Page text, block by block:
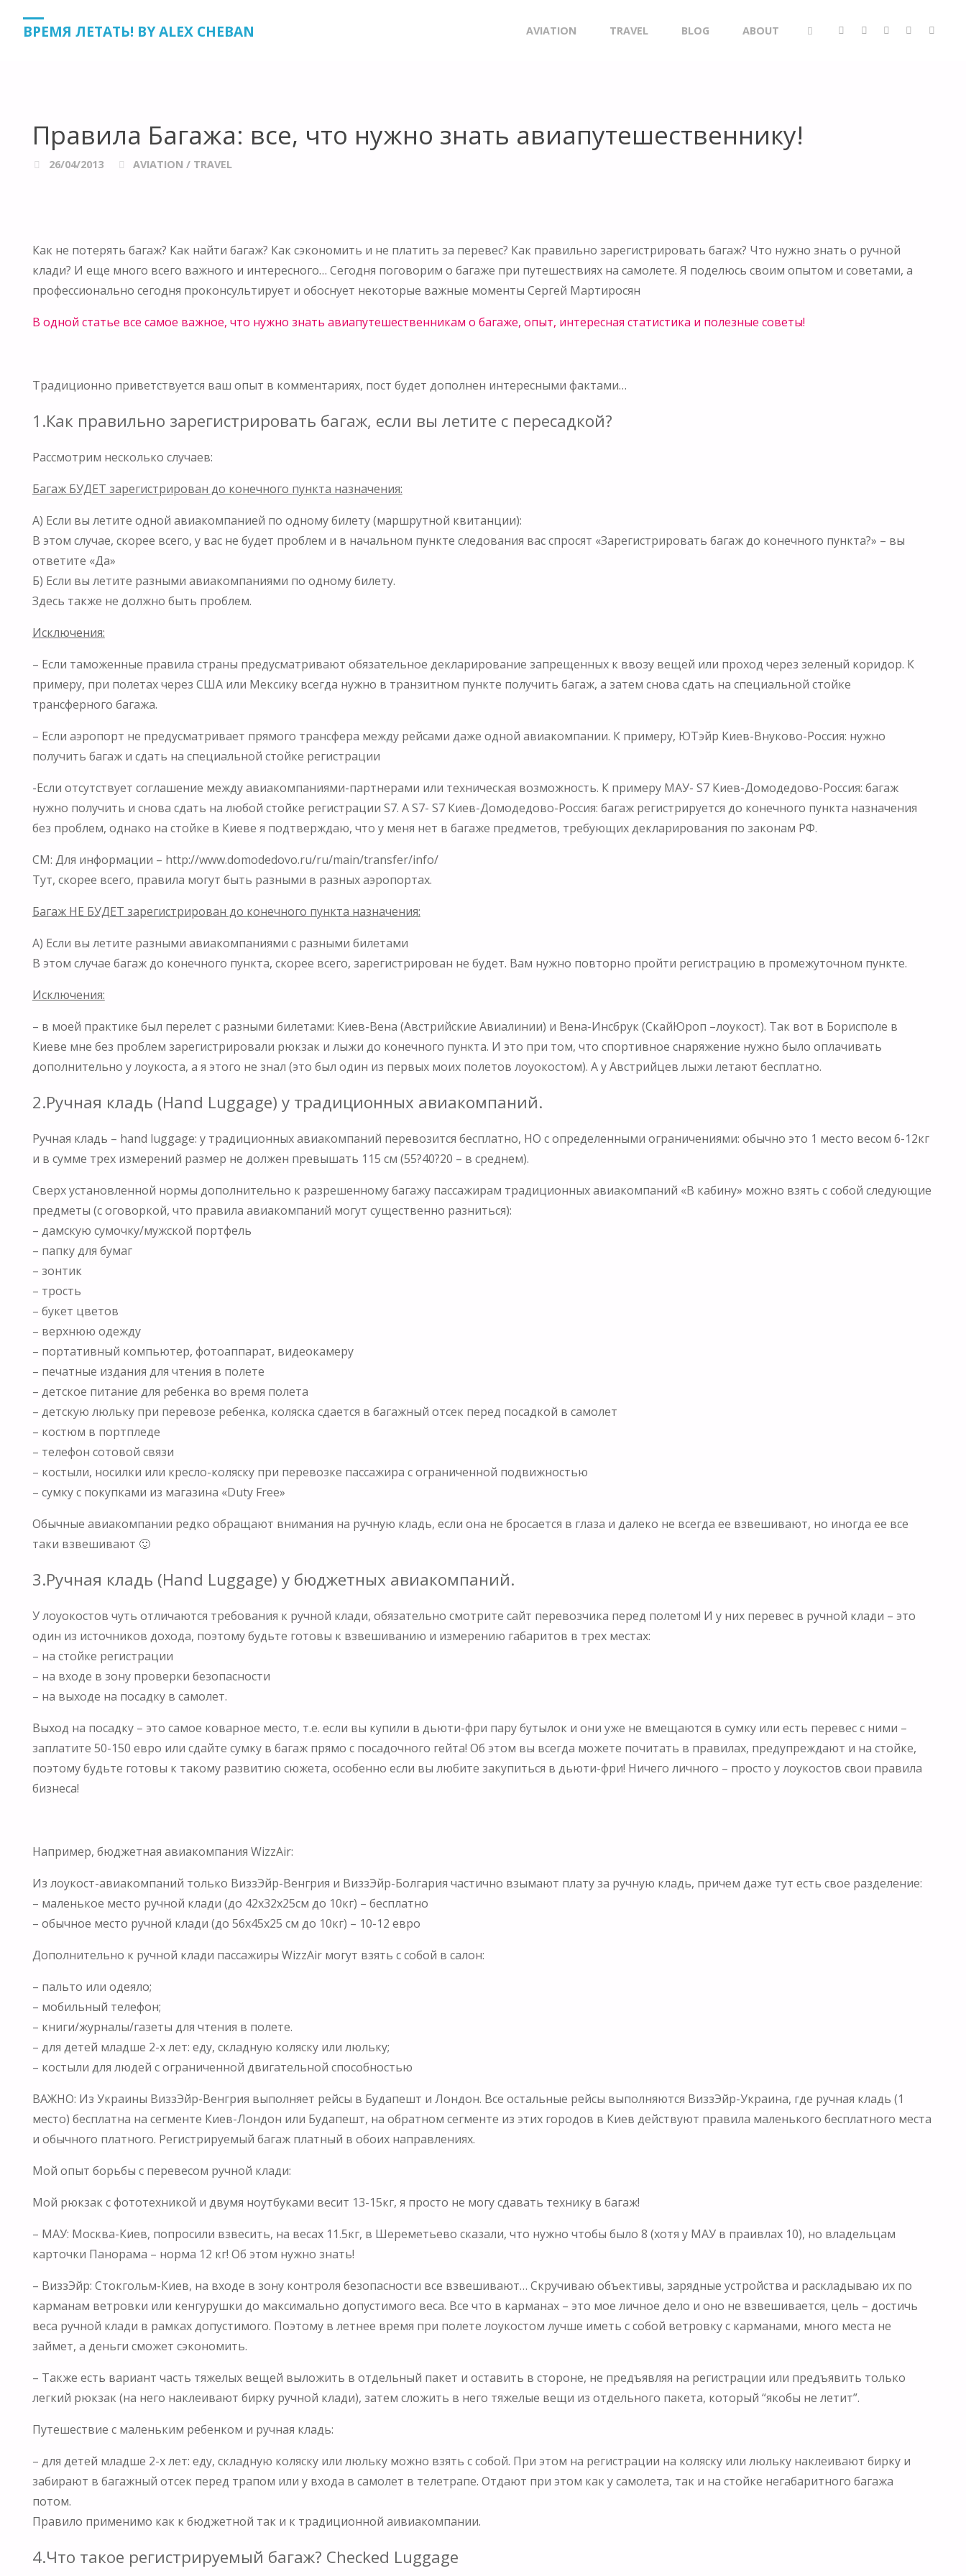
ВРЕМЯ ЛЕТАТЬ! BY ALEX CHEBAN AVIATION TRAVEL BLOG ABOUT
Правила Багажа: все, что нужно знать авиапутешественнику!
26/04/2013 AVIATION / TRAVEL
Как не потерять багаж? Как найти багаж? Как сэкономить и не платить за перевес? Как правильно зарегистрировать багаж? Что нужно знать о ручной
клади? И еще много всего важного и интересного… Сегодня поговорим о багаже при путешествиях на самолете. Я поделюсь своим опытом и советами, а
профессионально сегодня проконсультирует и обоснует некоторые важные моменты Сергей Мартиросян
В одной статье все самое важное, что нужно знать авиапутешественникам о багаже, опыт, интересная статистика и полезные советы!
Традиционно приветствуется ваш опыт в комментариях, пост будет дополнен интересными фактами…
1.Как правильно зарегистрировать багаж, если вы летите с пересадкой?
Рассмотрим несколько случаев:
Багаж БУДЕТ зарегистрирован до конечного пункта назначения:
А) Если вы летите одной авиакомпанией по одному билету (маршрутной квитанции):
В этом случае, скорее всего, у вас не будет проблем и в начальном пункте следования вас спросят «Зарегистрировать багаж до конечного пункта?» – вы
ответите «Да»
Б) Если вы летите разными авиакомпаниями по одному билету.
Здесь также не должно быть проблем.
Исключения:
– Если таможенные правила страны предусматривают обязательное декларирование запрещенных к ввозу вещей или проход через зеленый коридор. К
примеру, при полетах через США или Мексику всегда нужно в транзитном пункте получить багаж, а затем снова сдать на специальной стойке
трансферного багажа.
– Если аэропорт не предусматривает прямого трансфера между рейсами даже одной авиакомпании. К примеру, ЮТэйр Киев-Внуково-Россия: нужно
получить багаж и сдать на специальной стойке регистрации
-Если отсутствует соглашение между авиакомпаниями-партнерами или техническая возможность. К примеру МАУ- S7 Киев-Домодедово-Россия: багаж
нужно получить и снова сдать на любой стойке регистрации S7. А S7- S7 Киев-Домодедово-Россия: багаж регистрируется до конечного пункта назначения
без проблем, однако на стойке в Киеве я подтверждаю, что у меня нет в багаже предметов, требующих декларирования по законам РФ.
СМ: Для информации – http://www.domodedovo.ru/ru/main/transfer/info/
Тут, скорее всего, правила могут быть разными в разных аэропортах.
Багаж НЕ БУДЕТ зарегистрирован до конечного пункта назначения:
А) Если вы летите разными авиакомпаниями с разными билетами
В этом случае багаж до конечного пункта, скорее всего, зарегистрирован не будет. Вам нужно повторно пройти регистрацию в промежуточном пункте.
Исключения:
– в моей практике был перелет с разными билетами: Киев-Вена (Австрийские Авиалинии) и Вена-Инсбрук (СкайЮроп –лоукост). Так вот в Борисполе в
Киеве мне без проблем зарегистрировали рюкзак и лыжи до конечного пункта. И это при том, что спортивное снаряжение нужно было оплачивать
дополнительно у лоукоста, а я этого не знал (это был один из первых моих полетов лоуокостом). А у Австрийцев лыжи летают бесплатно.
2.Ручная кладь (Hand Luggage) у традиционных авиакомпаний.
Ручная кладь – hand luggage: у традиционных авиакомпаний перевозится бесплатно, НО с определенными ограничениями: обычно это 1 место весом 6-12кг
и в сумме трех измерений размер не должен превышать 115 см (55?40?20 – в среднем).
Сверх установленной нормы дополнительно к разрешенному багажу пассажирам традиционных авиакомпаний «В кабину» можно взять с собой следующие
предметы (с оговоркой, что правила авиакомпаний могут существенно разниться):
– дамскую сумочку/мужской портфель
– папку для бумаг
– зонтик
– трость
– букет цветов
– верхнюю одежду
– портативный компьютер, фотоаппарат, видеокамеру
– печатные издания для чтения в полете
– детское питание для ребенка во время полета
– детскую люльку при перевозе ребенка, коляска сдается в багажный отсек перед посадкой в самолет
– костюм в портпледе
– телефон сотовой связи
– костыли, носилки или кресло-коляску при перевозке пассажира с ограниченной подвижностью
– сумку с покупками из магазина «Duty Free»
Обычные авиакомпании редко обращают внимания на ручную кладь, если она не бросается в глаза и далеко не всегда ее взвешивают, но иногда ее все
таки взвешивают 🙂
3.Ручная кладь (Hand Luggage) у бюджетных авиакомпаний.
У лоуокостов чуть отличаются требования к ручной клади, обязательно смотрите сайт перевозчика перед полетом! И у них перевес в ручной клади – это
один из источников дохода, поэтому будьте готовы к взвешиванию и измерению габаритов в трех местах:
– на стойке регистрации
– на входе в зону проверки безопасности
– на выходе на посадку в самолет.
Выход на посадку – это самое коварное место, т.е. если вы купили в дьюти-фри пару бутылок и они уже не вмещаются в сумку или есть перевес с ними –
заплатите 50-150 евро или сдайте сумку в багаж прямо с посадочного гейта! Об этом вы всегда можете почитать в правилах, предупреждают и на стойке,
поэтому будьте готовы к такому развитию сюжета, особенно если вы любите закупиться в дьюти-фри! Ничего личного – просто у лоукостов свои правила
бизнеса!
Например, бюджетная авиакомпания WizzAir:
Из лоукост-авиакомпаний только ВиззЭйр-Венгрия и ВиззЭйр-Болгария частично взымают плату за ручную кладь, причем даже тут есть свое разделение:
– маленькое место ручной клади (до 42x32x25см до 10кг) – бесплатно
– обычное место ручной клади (до 56x45x25 см до 10кг) – 10-12 евро
Дополнительно к ручной клади пассажиры WizzAir могут взять с собой в салон:
– пальто или одеяло;
– мобильный телефон;
– книги/журналы/газеты для чтения в полете.
– для детей младше 2-х лет: еду, складную коляску или люльку;
– костыли для людей с ограниченной двигательной способностью
ВАЖНО: Из Украины ВиззЭйр-Венгрия выполняет рейсы в Будапешт и Лондон. Все остальные рейсы выполняются ВиззЭйр-Украина, где ручная кладь (1
место) бесплатна на сегменте Киев-Лондон или Будапешт, на обратном сегменте из этих городов в Киев действуют правила маленького бесплатного места
и обычного платного. Регистрируемый багаж платный в обоих направлениях.
Мой опыт борьбы с перевесом ручной клади:
Мой рюкзак с фототехникой и двумя ноутбуками весит 13-15кг, я просто не могу сдавать технику в багаж!
– МАУ: Москва-Киев, попросили взвесить, на весах 11.5кг, в Шереметьево сказали, что нужно чтобы было 8 (хотя у МАУ в праивлах 10), но владельцам
карточки Панорама – норма 12 кг! Об этом нужно знать!
– ВиззЭйр: Стокгольм-Киев, на входе в зону контроля безопасности все взвешивают… Скручиваю объективы, зарядные устройства и раскладываю их по
карманам ветровки или кенгурушки до максимально допустимого веса. Все что в карманах – это мое личное дело и оно не взвешивается, цель – достичь
веса ручной клади в рамках допустимого. Поэтому в летнее время при полете лоукостом лучше иметь с собой ветровку с карманами, много места не
займет, а деньги сможет сэкономить.
– Также есть вариант часть тяжелых вещей выложить в отдельный пакет и оставить в стороне, не предъявляя на регистрации или предъявить только
легкий рюкзак (на него наклеивают бирку ручной клади), затем сложить в него тяжелые вещи из отдельного пакета, который “якобы не летит”.
Путешествие с маленьким ребенком и ручная кладь:
– для детей младше 2-х лет: еду, складную коляску или люльку можно взять с собой. При этом на регистрации на коляску или люльку наклеивают бирку и
забирают в багажный отсек перед трапом или у входа в самолет в телетрапе. Отдают при этом как у самолета, так и на стойке негабаритного багажа
потом.
Правило применимо как к бюджетной так и к традиционной аивиакомпании.
4.Что такое регистрируемый багаж? Checked Luggage